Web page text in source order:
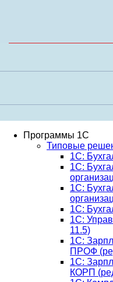
Программы 1С
Типовые
1C:
1С:
1С:
1C:
1C:
11.5)
1C:
ПРОФ
1C:
КОРП